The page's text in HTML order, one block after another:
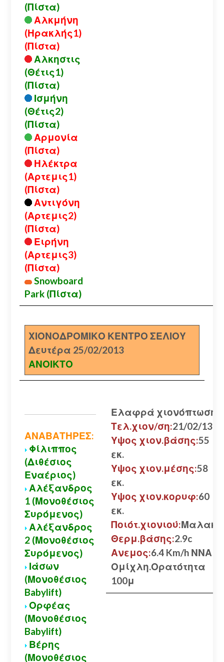
(Πίστα)
Αλκμήνη
(Ηρακλής1)
(Πίστα)
Αλκηστις
(Θέτις1)
(Πίστα)
Ισμήνη
(Θέτις2)
(Πίστα)
Αρμονία
(Πίστα)
Ηλέκτρα
(Αρτεμις1)
(Πίστα)
Αντιγόνη
(Αρτεμις2)
(Πίστα)
Ειρήνη
(Αρτεμις3)
(Πίστα)
Snowboard
Park (Πίστα)
ΧΙΟΝΟΔΡΟΜΙΚΟ ΚΕΝΤΡΟ ΣΕΛΙΟΥ
Δευτέρα 25/02/2013
ΑΝΟΙΚΤΟ
ΑΝΑΒΑΤΗΡΕΣ:
Φίλιππος
(Διθέσιος
Εναέριος)
Αλέξανδρος
1 (Μονοθέσιος
Συρόμενος)
Αλέξανδρος
2 (Μονοθέσιος
Συρόμενος)
Ιάσων
(Μονοθέσιος
Babylift)
Ορφέας
(Μονοθέσιος
Babylift)
Βέρης
(Μονοθέσιος
Ελαφρά χιονόπτωση
Τελ.χιον/ση:21/02/13
Υψος χιον.βάσης:55
εκ.
Υψος χιον.μέσης:58
εκ.
Υψος χιον.κορυφ:60
εκ.
Ποιότ.χιονιού:Μαλακό
Θερμ.βάσης:2.9c
Ανεμος:6.4 Km/h ΝΝΑ
Ομίχλη.Ορατότητα
100μ